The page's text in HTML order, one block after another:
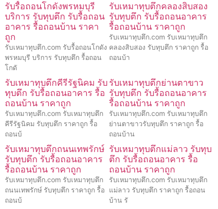
รับรื้อถอนโกดังพรหมบุรี
บริการ รับทุบตึก รับรื้อถอน
อาคาร รื้อถอนบ้าน ราคา
ถูก
รับเหมาทุบตึก.com รับรื้อถอนโกดัง
พรหมบุรี บริการ รับทุบตึก รื้อถอน
โกดั
รับเหมาทุบตึกคลองสิบสอง
รับทุบตึก รับรื้อถอนอาคาร
รื้อถอนบ้าน ราคาถูก
รับเหมาทุบตึก.com รับเหมาทุบตึก
คลองสิบสอง รับทุบตึก ราคาถูก รื้อ
ถอนบ้า
รับเหมาทุบตึกคีรีรัฐนิคม รับ
ทุบตึก รับรื้อถอนอาคาร รื้อ
ถอนบ้าน ราคาถูก
รับเหมาทุบตึก.com รับเหมาทุบตึก
คีรีรัฐนิคม รับทุบตึก ราคาถูก รื้อ
ถอนบ้
รับเหมาทุบตึกย่านตาขาว
รับทุบตึก รับรื้อถอนอาคาร
รื้อถอนบ้าน ราคาถูก
รับเหมาทุบตึก.com รับเหมาทุบตึก
ย่านตาขาวรับทุบตึก ราคาถูก รื้อ
ถอนบ้าน
รับเหมาทุบตึกถนนเทพรักษ์
รับทุบตึก รับรื้อถอนอาคาร
รื้อถอนบ้าน ราคาถูก
รับเหมาทุบตึก.com รับเหมาทุบตึก
ถนนเทพรักษ์ รับทุบตึก ราคาถูก รื้อ
ถอนบ้
รับเหมาทุบตึกแม่ลาว รับทุบ
ตึก รับรื้อถอนอาคาร รื้อ
ถอนบ้าน ราคาถูก
รับเหมาทุบตึก.com รับเหมาทุบตึก
แม่ลาว รับทุบตึก ราคาถูก รื้อถอน
บ้าน รั